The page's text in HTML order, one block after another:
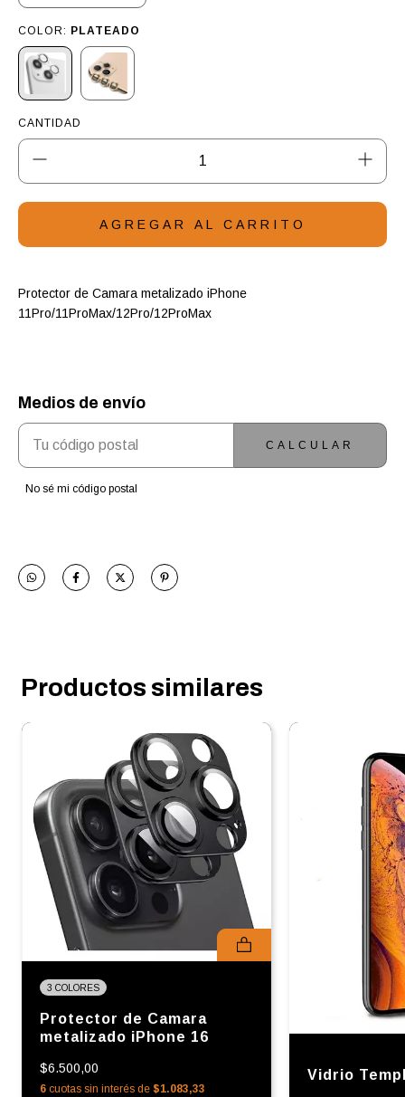
COLOR: PLATEADO
CANTIDAD
Protector de Camara metalizado iPhone
11Pro/11ProMax/12Pro/12ProMax
ENTREGAS PARA EL CP:
Medios de envío
CALCULAR
No sé mi código postal
Productos similares
3 COLORES
Protector de Camara
metalizado iPhone 16
$6.500,00
6 cuotas sin interés de $1.083,33
Vidrio